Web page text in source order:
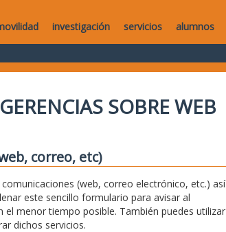
investigación servicios alumnos
SOBRE WEB
correo, etc)
(web, correo electrónico, etc.) así
este sencillo formulario para avisar al
menor tiempo posible. También puedes utilizar
dichos servicios.